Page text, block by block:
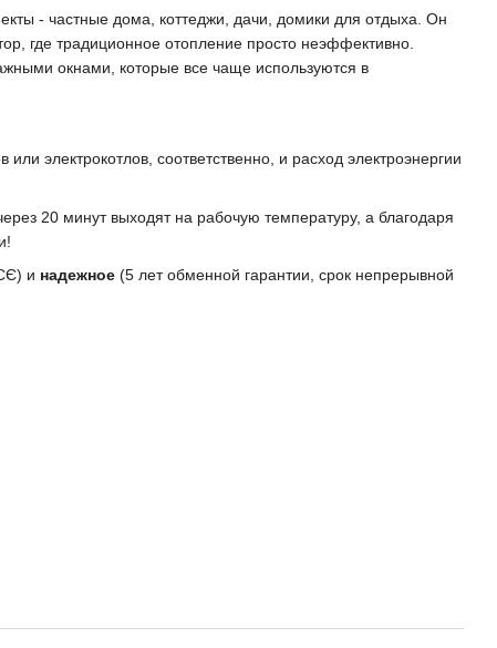
- частные дома, коттеджи, дачи, домики для отдыха. Он
где традиционное отопление просто неэффективно.
окнами, которые все чаще используются в
электрокотлов, соответственно, и расход электроэнергии
20 минут выходят на рабочую температуру, а благодаря
и надежное (5 лет обменной гарантии, срок непрерывной